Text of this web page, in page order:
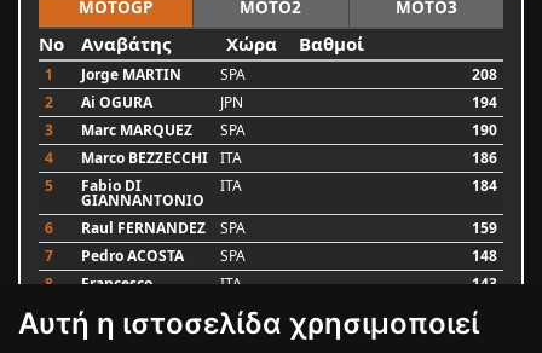
Αυτή η ιστοσελίδα χρησιμοποιεί
MOTOGP MOTO2 MOTO3
No Αναβάτης Χώρα Βαθμοί
1 Jorge MARTIN SPA
208
2
Ai OGURA JPN
194
3
Marc MARQUEZ SPA
190
4
Marco BEZZECCHI ITA
186
5
Fabio DI
GIANNANTONIO
ITA 184
6 Raul FERNANDEZ SPA
159
7
Pedro ACOSTA SPA
148
8
Francesco ITA 143
9 Alex MARQUEZ SPA